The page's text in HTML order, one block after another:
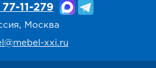
11-279
Москва
xxi.ru